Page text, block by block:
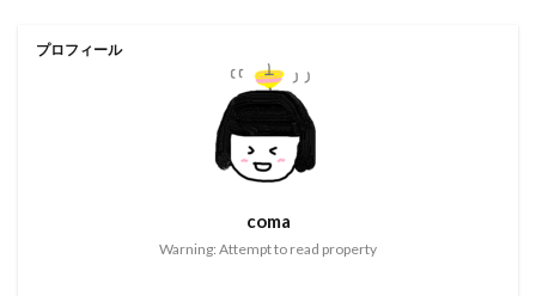
プロフィール
coma
Warning: Attempt to read property